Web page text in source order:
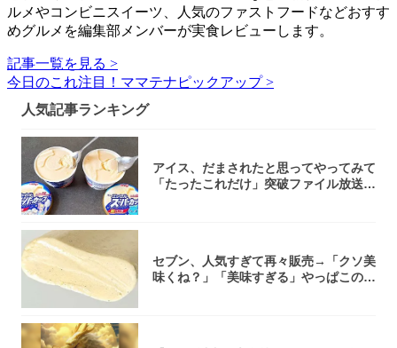
ルメやコンビニスイーツ、人気のファストフードなどおすす
めグルメを編集部メンバーが実食レビューします。
記事一覧を見る >
今日のこれ注目！ママテナピックアップ >
人気記事ランキング
アイス、だまされたと思ってやってみて
「たったこれだけ」突破ファイル放送で
セブン、人気すぎて再々販売→「クソ美
味くね？」「美味すぎる」やっぱこのク